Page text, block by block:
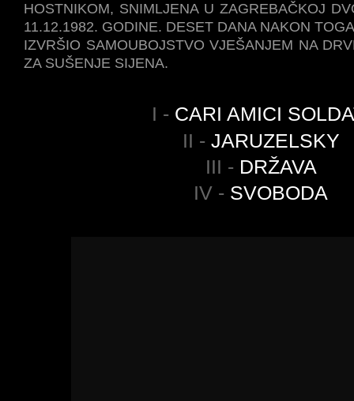
HOSTNIKOM, SNIMLJENA U ZAGREBAČKOJ
11.12.1982. GODINE. DESET DANA NAKON
IZVRŠIO SAMOUBOJSTVO VJEŠANJEM NA
ZA SUŠENJE SIJENA.
I - CARI AMICI
II - JARUZELSKY
III - DRŽAVA
IV - SVOBODA